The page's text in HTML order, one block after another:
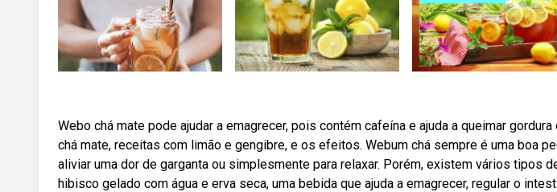
Webo chá mate pode ajudar a emagrecer, pois contém cafeína e ajuda a queimar
chá mate, receitas com limão e gengibre, e os efeitos. Webum chá sempre é uma boa
aliviar uma dor de garganta ou simplesmente para relaxar. Porém, existem vários tipos
hibisco gelado com água e erva seca, uma bebida que ajuda a emagrecer, regular o